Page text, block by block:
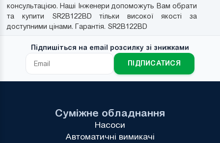
консультацією. Наші Інженери допоможуть Вам обрати
та купити SR2B122BD тільки високої якості за
доступними цінами. Гарантія. SR2B122BD
Підпишіться на email розсилку зі знижками
ПІДПИСАТИСЯ
Суміжне обладнання
Насоси
Автоматичні вимикачі